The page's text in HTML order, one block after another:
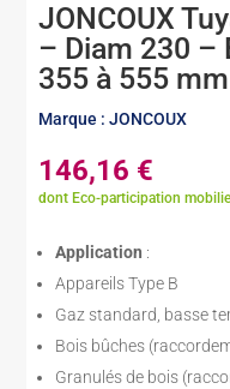
JONCOUX
– Diam 230 –
355 à 555 mm
Marque : JONCOUX
146,16 €
dont Eco-participation
Application :
Appareils Type B
Gaz standard, basse
Bois bûches
Granulés de bois